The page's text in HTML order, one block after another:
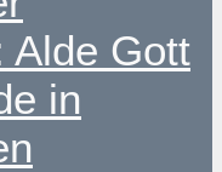
Alde Gott
in